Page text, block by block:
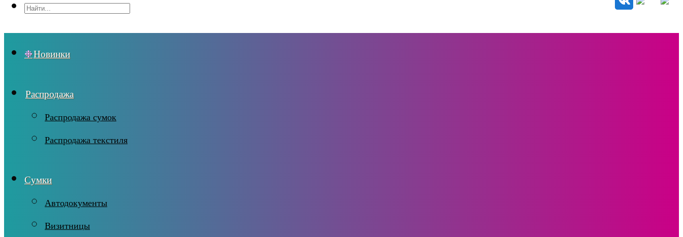
Новинки
Распродажа
Распродажа сумок
Распродажа текстиля
Сумки
Автодокументы
Визитницы